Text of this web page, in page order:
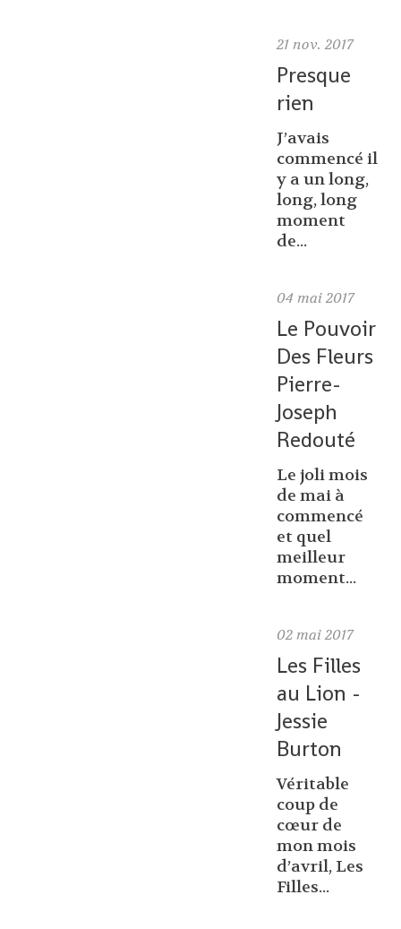
21 nov. 2017
Presque
rien
J’avais
commencé il
y a un long,
long, long
moment
de...
04 mai 2017
Le Pouvoir
Des Fleurs
Pierre-
Joseph
Redouté
Le joli mois
de mai à
commencé
et quel
meilleur
moment...
02 mai 2017
Les Filles
au Lion -
Jessie
Burton
Véritable
coup de
cœur de
mon mois
d’avril, Les
Filles...